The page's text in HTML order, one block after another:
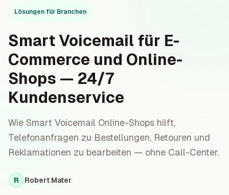
Lösungen für Branchen
Smart Voicemail für E-
Commerce und Online-
Shops — 24/7
Kundenservice
Wie Smart Voicemail Online-Shops hilft,
Telefonanfragen zu Bestellungen, Retouren und
Reklamationen zu bearbeiten — ohne Call-Center.
R Robert Mater